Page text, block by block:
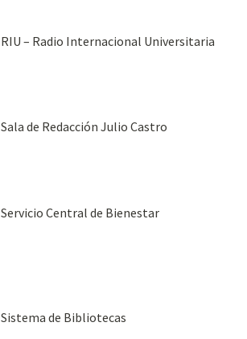
RIU – Radio Internacional Universitaria
Sala de Redacción Julio Castro
Servicio Central de Bienestar
Sistema de Bibliotecas